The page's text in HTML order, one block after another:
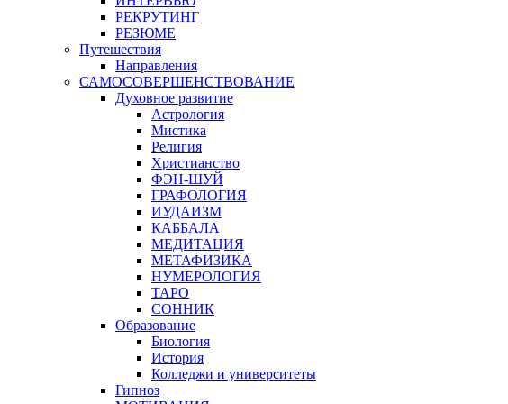
РЕКРУТИНГ
РЕЗЮМЕ
Путешествия
Направления
САМОСОВЕРШЕНСТВОВАНИЕ
Духовное развитие
Астрология
Мистика
Религия
Христианство
ФЭН-ШУЙ
ГРАФОЛОГИЯ
ИУДАИЗМ
КАББАЛА
МЕДИТАЦИЯ
МЕТАФИЗИКА
НУМЕРОЛОГИЯ
ТАРО
СОННИК
Образование
Биология
История
Колледжи и университеты
Гипноз